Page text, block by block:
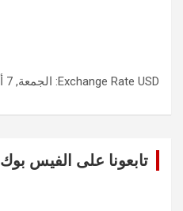
Exchange Rate USD : الجمعة, 7 أغسطس.
تابعونا على الفيس بوك